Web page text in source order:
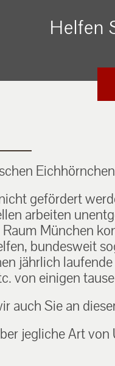
Helfen
gefördert
arbeiten
München
bundesweit
jährlich
von einigen
auch Sie an
jegliche Art